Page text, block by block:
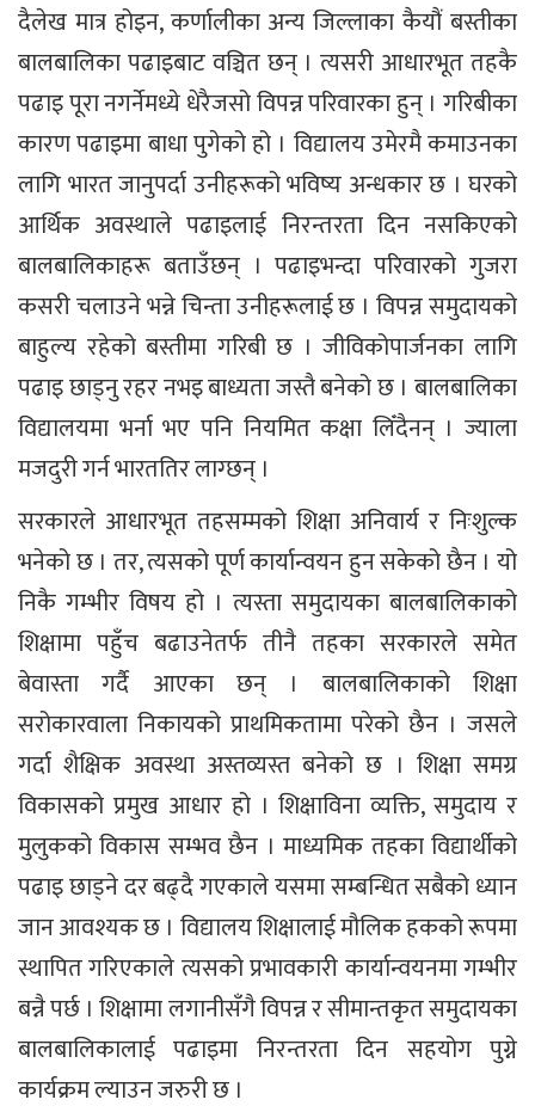
दैलेख मात्र होइन, कर्णालीका अन्य जिल्लाका कैयौं बस्तीका
बालबालिका पढाइबाट वञ्चित छन् । त्यसरी आधारभूत तहकै
पढाइ पूरा नगर्नेमध्ये धेरैजसो विपन्न परिवारका हुन् । गरिबीका
कारण पढाइमा बाधा पुगेको हो । विद्यालय उमेरमै कमाउनका
लागि भारत जानुपर्दा उनीहरूको भविष्य अन्धकार छ । घरको
आर्थिक अवस्थाले पढाइलाई निरन्तरता दिन नसकिएको
बालबालिकाहरू बताउँछन् । पढाइभन्दा परिवारको गुजरा
कसरी चलाउने भन्ने चिन्ता उनीहरूलाई छ । विपन्न समुदायको
बाहुल्य रहेको बस्तीमा गरिबी छ । जीविकोपार्जनका लागि
पढाइ छाड्नु रहर नभइ बाध्यता जस्तै बनेको छ । बालबालिका
विद्यालयमा भर्ना भए पनि नियमित कक्षा लिँदैनन् । ज्याला
मजदुरी गर्न भारततिर लाग्छन् ।
सरकारले आधारभूत तहसम्मको शिक्षा अनिवार्य र निःशुल्क
भनेको छ । तर, त्यसको पूर्ण कार्यान्वयन हुन सकेको छैन । यो
निकै गम्भीर विषय हो । त्यस्ता समुदायका बालबालिकाको
शिक्षामा पहुँच बढाउनेतर्फ तीनै तहका सरकारले समेत
बेवास्ता गर्दै आएका छन् । बालबालिकाको शिक्षा
सरोकारवाला निकायको प्राथमिकतामा परेको छैन । जसले
गर्दा शैक्षिक अवस्था अस्तव्यस्त बनेको छ । शिक्षा समग्र
विकासको प्रमुख आधार हो । शिक्षाविना व्यक्ति, समुदाय र
मुलुकको विकास सम्भव छैन । माध्यमिक तहका विद्यार्थीको
पढाइ छाड्ने दर बढ्दै गएकाले यसमा सम्बन्धित सबैको ध्यान
जान आवश्यक छ । विद्यालय शिक्षालाई मौलिक हकको रूपमा
स्थापित गरिएकाले त्यसको प्रभावकारी कार्यान्वयनमा गम्भीर
बन्नै पर्छ । शिक्षामा लगानीसँगै विपन्न र सीमान्तकृत समुदायका
बालबालिकालाई पढाइमा निरन्तरता दिन सहयोग पुग्ने
कार्यक्रम ल्याउन जरुरी छ ।